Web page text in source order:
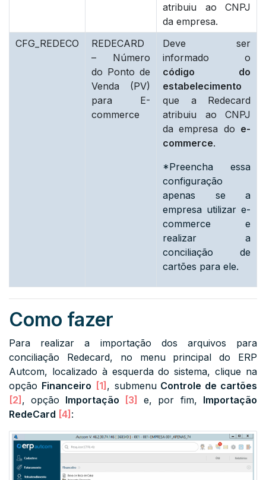
atribuiu ao CNPJ
da empresa.
CFG_REDECO
REDECARD
– Número
do Ponto de
Venda (PV)
para E-
commerce
Deve ser
informado o
código do
estabelecimento
que a Redecard
atribuiu ao CNPJ
da empresa do e-
commerce.
*Preencha essa
configuração
apenas se a
empresa utilizar e-
commerce e
realizar a
conciliação de
cartões para ele.
Como fazer
Para realizar a importação dos arquivos para
conciliação Redecard, no menu principal do ERP
Autcom, localizado à esquerda do sistema, clique na
opção Financeiro [1] , submenuControle de cartões
[2] , opção Importação [3] e, por fim, Importação
RedeCard [4] :